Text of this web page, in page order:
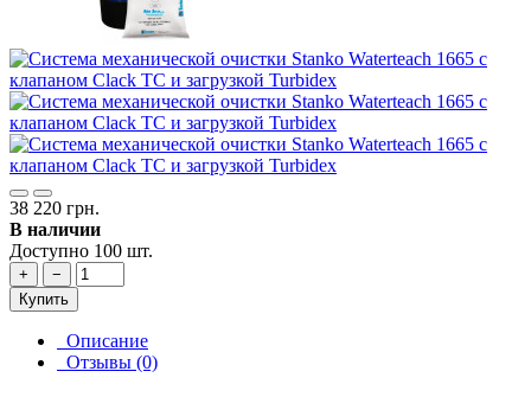
38 220 грн.
В наличии
Доступно 100 шт.
+
−
Купить
Описание
Отзывы (0)